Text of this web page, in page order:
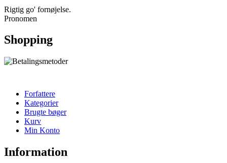
Rigtig go' fornøjelse.
Pronomen
Shopping
Forfattere
Kategorier
Brugte bøger
Kurv
Min Konto
Information